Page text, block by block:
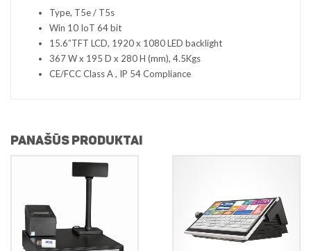
Type, T5e / T5s
Win 10 IoT 64 bit
15.6″TFT LCD, 1920 x 1080 LED backlight
367 W x 195 D x 280 H (mm), 4.5Kgs
CE/FCC Class A , IP 54 Compliance
PANAŠŪS PRODUKTAI